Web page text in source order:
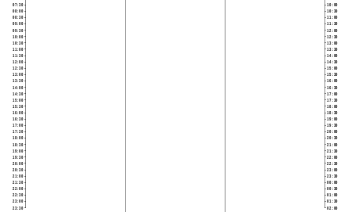
07:30
08:00
08:30
09:00
09:30
10:00
10:30
11:00
11:30
12:00
12:30
13:00
13:30
14:00
14:30
15:00
15:30
16:00
16:30
17:00
17:30
18:00
18:30
19:00
19:30
20:00
20:30
21:00
21:30
22:00
22:30
23:00
23:30
10:00
10:30
11:00
11:30
12:00
12:30
13:00
13:30
14:00
14:30
15:00
15:30
16:00
16:30
17:00
17:30
18:00
18:30
19:00
19:30
20:00
20:30
21:00
21:30
22:00
22:30
23:00
23:30
00:00
00:30
01:00
01:30
02:00